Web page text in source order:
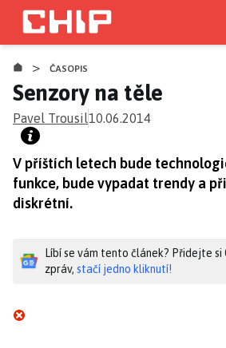
Přejít
hlavnímu
obsahu
> ČASOPIS
Senzory na těle
Pavel Trousil10.06.2014
V příštích letech bude
funkce, bude vypadat trendy a
diskrétní.
Líbí se vám tento článek? Přidejte si
zpráv, stačí jedno kliknutí!